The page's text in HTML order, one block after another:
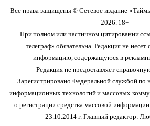
Все права защищены © Сетевое издание
2026. 18+
При полном или частичном цитировании
телеграф» обязательна. Редакция не несет
информацию, содержащуюся в
Редакция не предоставляет
Зарегистрировано Федеральной службой по
информационных технологий и массовых
о регистрации средства массовой
23.10.2014 г. Главный редактор: